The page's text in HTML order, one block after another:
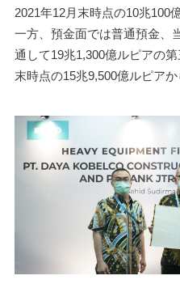
2021年12月末時点の10兆100
一方、預金面では普通預金、
通して19兆1,300億ルピアの
末時点の15兆9,500億ルピアか